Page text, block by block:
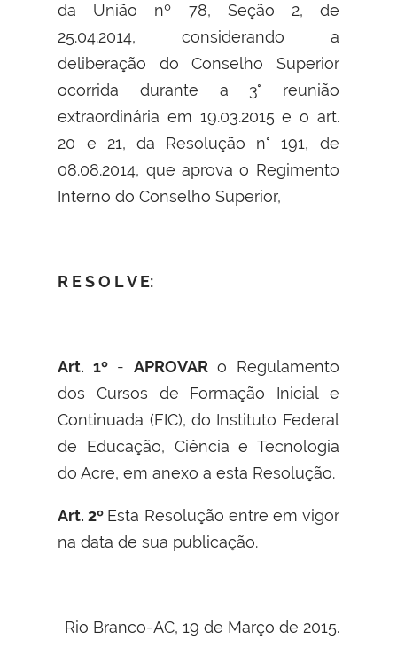
da União nº 78, Seção 2, de
25.04.2014, considerando a
deliberação do Conselho Superior
ocorrida durante a 3° reunião
extraordinária em 19.03.2015 e o art.
20 e 21, da Resolução n° 191, de
08.08.2014, que aprova o Regimento
Interno do Conselho Superior,
R E S O L V E:
Art. 1º - APROVAR o Regulamento
dos Cursos de Formação Inicial e
Continuada (FIC), do Instituto Federal
de Educação, Ciência e Tecnologia
do Acre, em anexo a esta Resolução.
Art. 2º Esta Resolução entre em vigor
na data de sua publicação.
Rio Branco-AC, 19 de Março de 2015.